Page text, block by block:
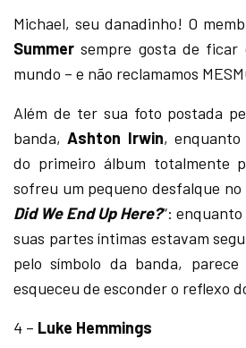
Michael, seu danadinho! O
Summer sempre gosta de ficar
mundo – e não reclamamos
Além de ter sua foto postada
banda, Ashton Irwin, enquanto
do primeiro álbum totalmente
sofreu um pequeno desfalque no
Did We End Up Here?“:
suas partes íntimas estavam
pelo símbolo da banda,
esqueceu de esconder o reflexo
4 – Luke Hemmings